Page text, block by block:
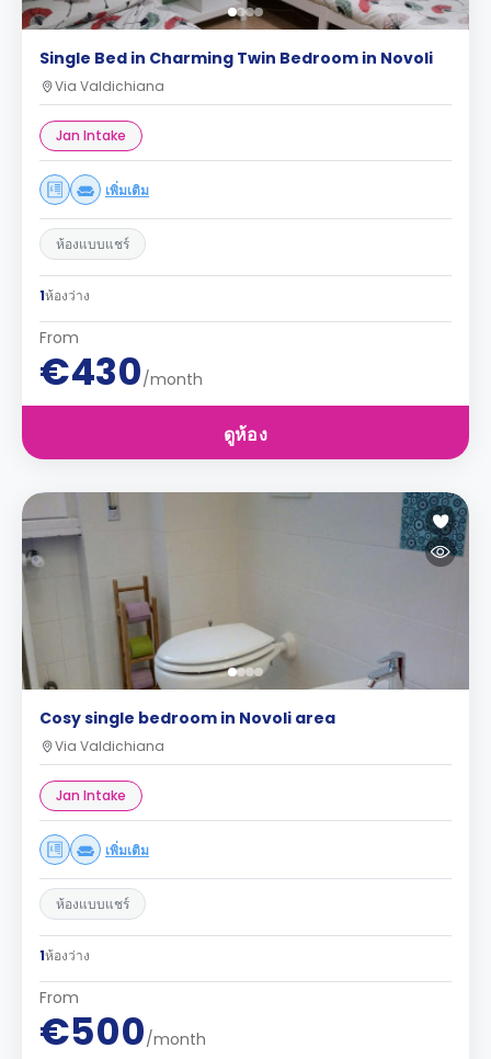
Single Bed in Charming Twin Bedroom in Novoli
Via Valdichiana
Jan Intake
เพิ่มเติม
ห้องแบบแชร์
1ห้องว่าง
From
€430/month
ดูห้อง
Cosy single bedroom in Novoli area
Via Valdichiana
Jan Intake
เพิ่มเติม
ห้องแบบแชร์
1ห้องว่าง
From
€500/month